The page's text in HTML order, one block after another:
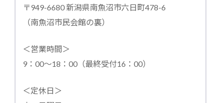
〒949-6680 新潟県南魚沼市六日町478-6
（南魚沼市民会館の裏）
＜営業時間＞
9：00〜18：00（最終受付16：00）
＜定休日＞